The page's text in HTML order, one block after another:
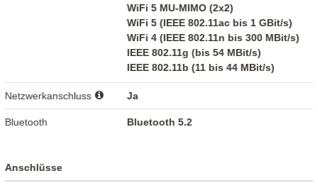
WiFi 5 MU-MIMO (2x2)
WiFi 5 (IEEE 802.11ac bis 1 GBit/s)
WiFi 4 (IEEE 802.11n bis 300 MBit/s)
IEEE 802.11g (bis 54 MBit/s)
IEEE 802.11b (11 bis 44 MBit/s)
Netzwerkanschluss Ja
Bluetooth Bluetooth 5.2
Anschlüsse